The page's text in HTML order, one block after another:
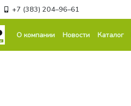
+7 (383) 204–96–61
О компании Новости Каталог